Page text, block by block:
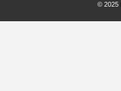
© 2025